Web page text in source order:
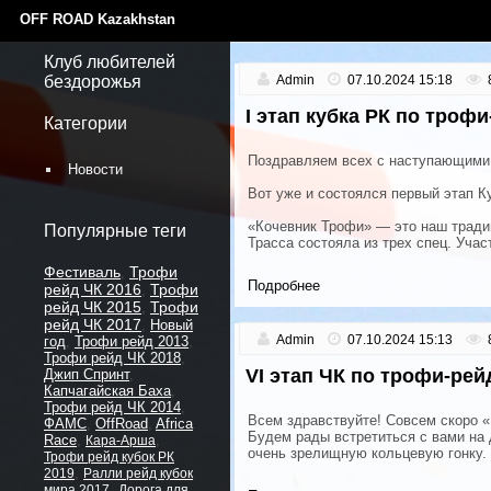
OFF ROAD Kazakhstan
Клуб любителей
бездорожья
Категории
Новости
Популярные теги
Фестиваль, Трофи
рейд ЧК 2016, Трофи
рейд ЧК 2015, Трофи
рейд ЧК 2017, Новый
год, Трофи рейд 2013,
Трофи рейд ЧК 2018,
Джип Спринт,
Капчагайская Баха,
Трофи рейд ЧК 2014,
ФАМС, OffRoad, Africa
Race, Кара-Арша,
Трофи рейд кубок РК
2019, Ралли рейд кубок
Admin 07.10.2024 15:18
I этап кубка РК по
Поздравляем всех с
Вот уже и состоялся первый этап
«Кочевник Трофи» — это наш
Трасса состояла из трех спец.
Подробнее
Admin 07.10.2024 15:13
VI этап ЧК по трофи-
Всем здравствуйте! Совсем скоро
Будем рады встретиться с вами
очень зрелищную кольцевую гонку.